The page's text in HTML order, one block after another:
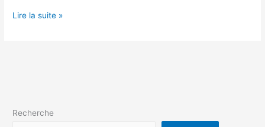
Lire la suite »
Recherche